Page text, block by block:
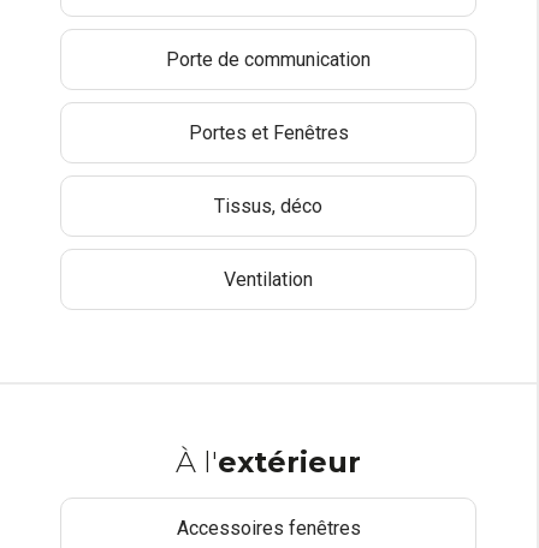
Porte de communication
Portes et Fenêtres
Tissus, déco
Ventilation
À l'extérieur
Accessoires fenêtres